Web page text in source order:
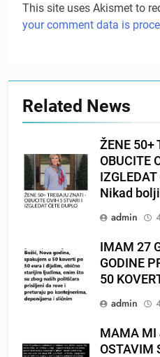
This site uses Akismet to
your comment data is
Related News
ŽENE 50+
OBUCITE
Nikad
admin
IMAM 27
GODINE
50
admin
MAMA MI
OSTAVIM